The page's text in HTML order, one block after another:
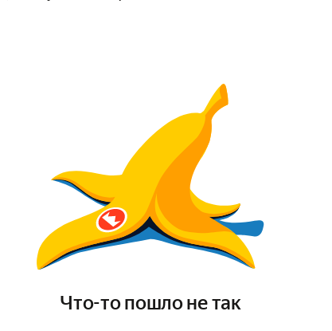
Что-то пошло не так